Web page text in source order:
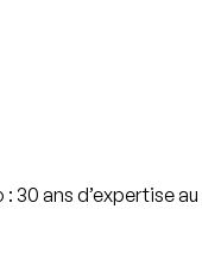
30 ans d’expertise